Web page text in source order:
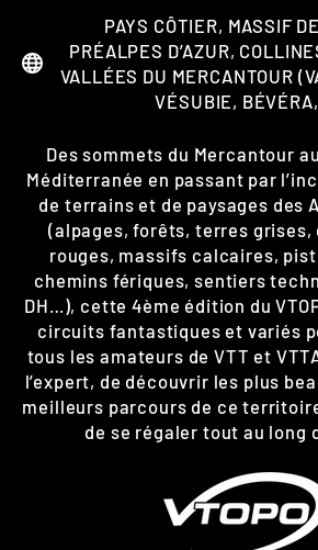
PAYS CÔTIER, MASSIF
PRÉALPES D’AZUR,
VALLÉES DU MERCANTOUR
VÉSUBIE,
Des sommets du Mercantour
Méditerranée en passant par
de terrains et de paysages des
(alpages, forêts, terres grises,
rouges, massifs calcaires,
chemins fériques, sentiers
DH…), cette 4ème édition du
circuits fantastiques et variés
tous les amateurs de VTT et
l’expert, de découvrir les plus
meilleurs parcours de ce
de se régaler tout au long